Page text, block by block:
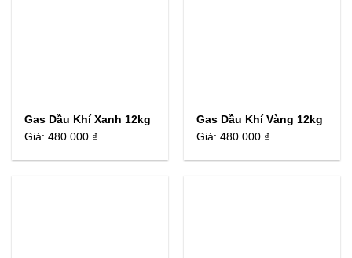
Gas Dầu Khí Xanh 12kg
Giá:480.000 ₫
Gas Dầu Khí Vàng 12kg
Giá:480.000 ₫